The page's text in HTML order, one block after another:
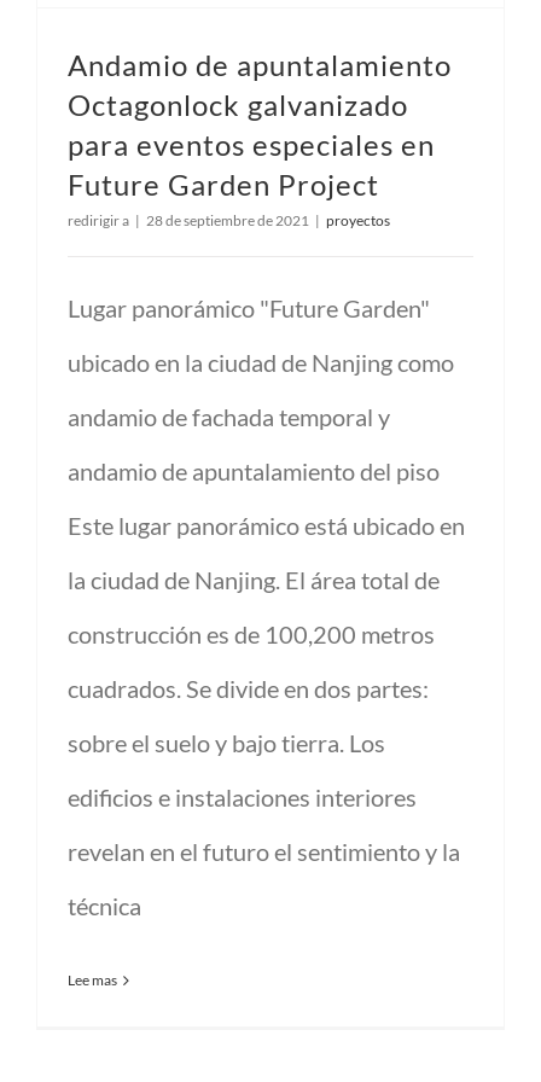
Andamio de apuntalamiento
Octagonlock galvanizado
para eventos especiales en
Future Garden Project
redirigir a | 28 de septiembre de 2021 | proyectos
Lugar panorámico "Future Garden"
ubicado en la ciudad de Nanjing como
andamio de fachada temporal y
andamio de apuntalamiento del piso
Este lugar panorámico está ubicado en
la ciudad de Nanjing. El área total de
construcción es de 100,200 metros
cuadrados. Se divide en dos partes:
sobre el suelo y bajo tierra. Los
edificios e instalaciones interiores
revelan en el futuro el sentimiento y la
técnica
Lee mas